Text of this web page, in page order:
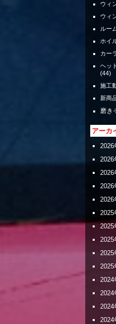
ウィ
ウィ
ルー
ホイ
カー
ヘッ
(44)
施工
新商
磨き
アーカ
2026
2026
2026
2026
2026
2025
2025
2025
2025
2025
2024
2024
2024
2024